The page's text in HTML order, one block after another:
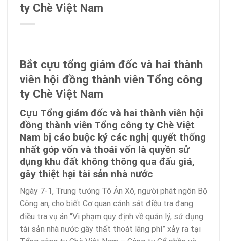
ty Chè Việt Nam
Bắt cựu tổng giám đốc và hai thành
viên hội đồng thành viên Tổng công
ty Chè Việt Nam
Cựu Tổng giám đốc và hai thành viên hội
đồng thành viên Tổng công ty Chè Việt
Nam bị cáo buộc ký các nghị quyết thống
nhất góp vốn và thoái vốn là quyền sử
dụng khu đất không thông qua đấu giá,
gây thiệt hại tài sản nhà nước
Ngày 7-1, Trung tướng Tô Ân Xô, người phát ngôn Bộ
Công an, cho biết Cơ quan cảnh sát điều tra đang
điều tra vụ án “Vi phạm quy định về quản lý, sử dụng
tài sản nhà nước gây thất thoát lãng phí” xảy ra tại